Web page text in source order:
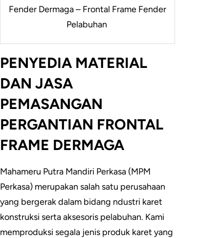
Fender Dermaga – Frontal Frame Fender
Pelabuhan
PENYEDIA MATERIAL
DAN JASA
PEMASANGAN
PERGANTIAN FRONTAL
FRAME DERMAGA
Mahameru Putra Mandiri Perkasa (MPM
Perkasa) merupakan salah satu perusahaan
yang bergerak dalam bidang ndustri karet
konstruksi serta aksesoris pelabuhan. Kami
memproduksi segala jenis produk karet yang